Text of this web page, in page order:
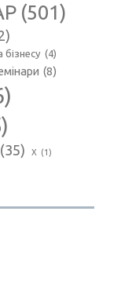
(501)
бізнесу (4)
(8)
(35) Х (1)